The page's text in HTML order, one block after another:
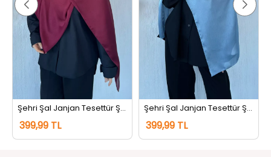
Şehri Şal Janjan Tesettür Şal Koyubordo
399,99 TL
Şehri Şal Janjan Tesettür Şal İndigo
399,99 TL